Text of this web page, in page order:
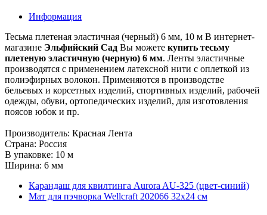
Информация
Тесьма плетеная эластичная (черный) 6 мм, 10 м В интернет-
магазине Эльфийский Сад Вы можете купить тесьму
плетеную эластичную (черную) 6 мм. Ленты эластичные
производятся с применением латексной нити с оплеткой из
полиэфирных волокон. Применяются в производстве
бельевых и корсетных изделий, спортивных изделий, рабочей
одежды, обуви, ортопедических изделий, для изготовления
поясов юбок и пр.
Производитель: Красная Лента
Страна: Россия
В упаковке: 10 м
Ширина: 6 мм
Карандаш для квилтинга Aurora AU-325 (цвет-синий)
Мат для пэчворка Wellcraft 202066 32х24 см